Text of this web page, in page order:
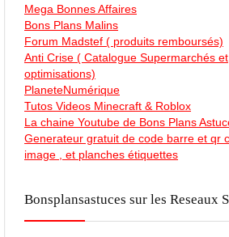
Mega Bonnes Affaires
Bons Plans Malins
Forum Madstef ( produits remboursés)
Anti Crise ( Catalogue Supermarchés et
optimisations)
PlaneteNumérique
Tutos Videos Minecraft & Roblox
La chaine Youtube de Bons Plans
Generateur gratuit de code barre et qr
image , et planches étiquettes
Bonsplansastuces sur les Reseaux